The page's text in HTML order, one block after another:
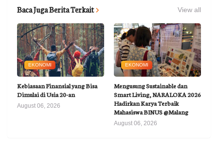
Baca Juga Berita Terkait View all
EKONOMI
Kebiasaan Finansial yang Bisa
Dimulai di Usia 20-an
August 06, 2026
EKONOMI
Mengusung Sustainable dan
Smart Living, NARALOKA 2026
Hadirkan Karya Terbaik
Mahasiswa BINUS @Malang
August 06, 2026